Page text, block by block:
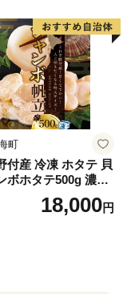
しい 贈答 生食用 刺
刺し身 魚介類 海鮮
り 薄切り ふるさと
さとチョイス チョ
道 白糠町
町
付産 冷凍 ホタテ 貝
ボホタテ500g 濃厚
甘み （ほたて ホタ
貝柱 ホタテ貝柱 大玉
18,000円